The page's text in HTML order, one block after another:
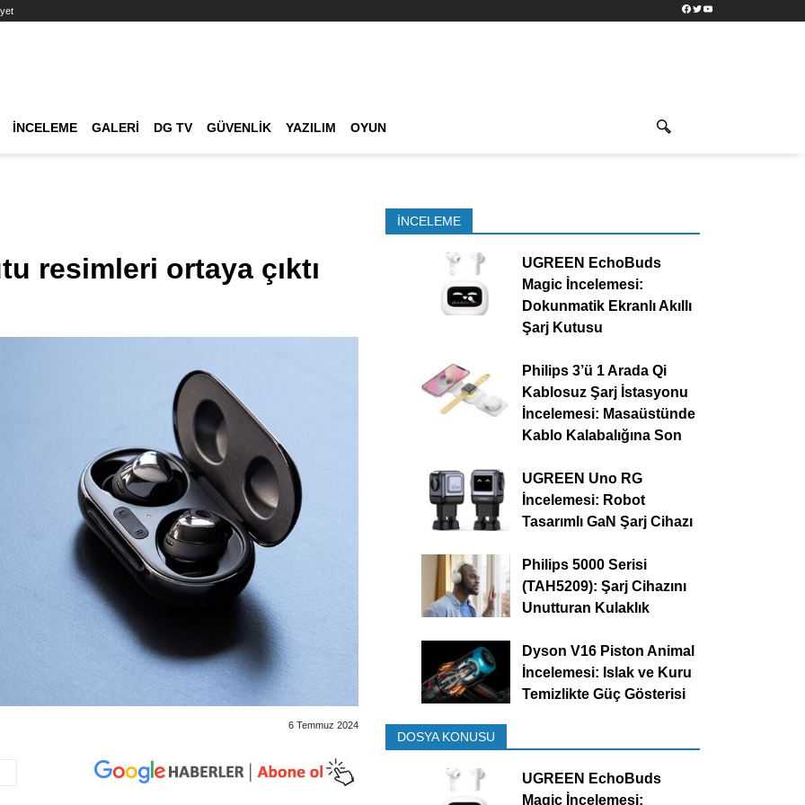
Facebook
TwitterYouTube
İNCELEME GALERI DG TV GÜVENLIK YAZILIM OYUN
resimleri ortaya çıktı
6 Temmuz 2024
İNCELEME
UGREEN EchoBuds
Magic İncelemesi:
Dokunmatik Ekranlı Akıllı
Şarj Kutusu
Philips 3’ü 1 Arada Qi
Kablosuz Şarj İstasyonu
İncelemesi: Masaüstünde
Kablo Kalabalığına Son
UGREEN Uno RG
İncelemesi: Robot
Tasarımlı GaN Şarj Cihazı
Philips 5000 Serisi
(TAH5209): Şarj Cihazını
Unutturan Kulaklık
Dyson V16 Piston Animal
İncelemesi: Islak ve Kuru
Temizlikte Güç Gösterisi
DOSYA KONUSU
UGREEN EchoBuds
Magic İncelemesi: